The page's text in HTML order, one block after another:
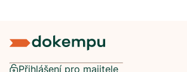
Přihlášení pro majitele